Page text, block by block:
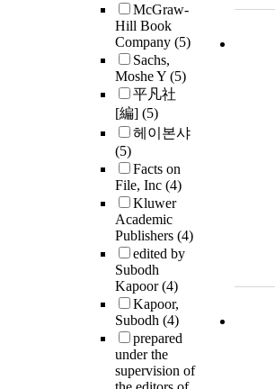
McGraw-
Hill Book
Company (5)
Sachs,
Moshe Y (5)
平凡社
[編] (5)
헤이본샤
(5)
Facts on
File, Inc (4)
Kluwer
Academic
Publishers (4)
edited by
Subodh
Kapoor(4)
Kapoor,
Subodh (4)
prepared
under the
supervision of